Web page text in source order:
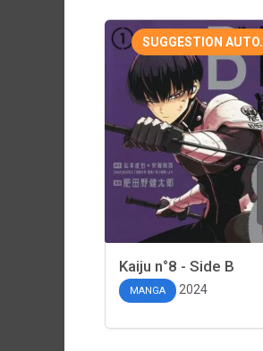
SUGGESTION AUTO.
Kaiju n°8 - Side B
MANGA 2024